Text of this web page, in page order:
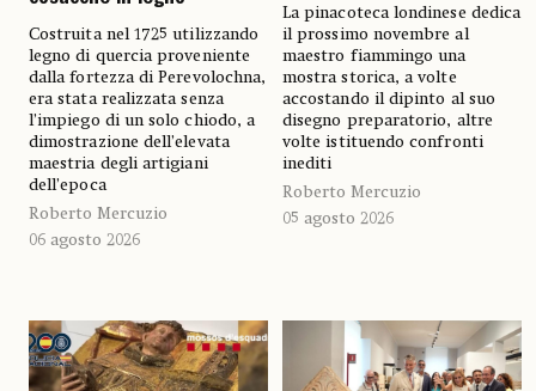
Costruita nel 1725 utilizzando
legno di quercia proveniente
dalla fortezza di Perevolochna,
era stata realizzata senza
l’impiego di un solo chiodo, a
dimostrazione dell’elevata
maestria degli artigiani
dell’epoca
Roberto Mercuzio
06 agosto 2026
La pinacoteca londinese dedica
il prossimo novembre al
maestro fiammingo una
mostra storica, a volte
accostando il dipinto al suo
disegno preparatorio, altre
volte istituendo confronti
inediti
Roberto Mercuzio
05 agosto 2026